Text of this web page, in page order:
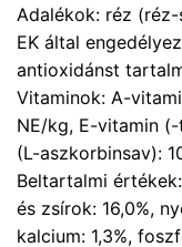
Adalékok: réz
EK által
antioxidánst
Vitaminok: A-
NE/kg, E-vitamin
(L-aszkorbinsav):
Beltartalmi
és zsírok: 16,0%,
kalcium: 1,3%,